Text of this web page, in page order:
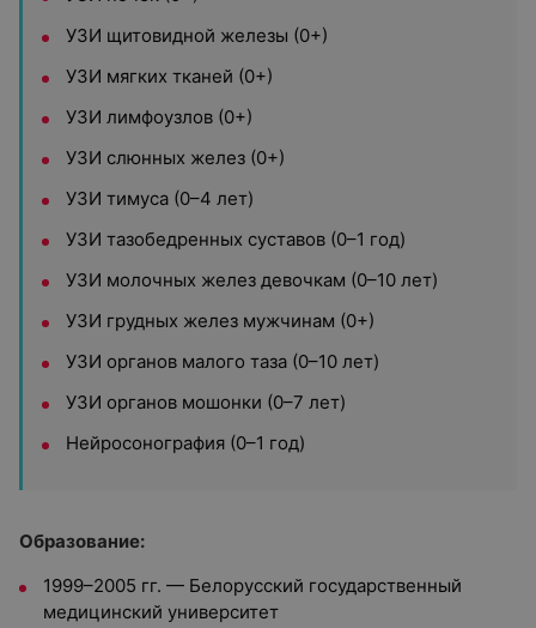
УЗИ щитовидной железы (0+)
УЗИ мягких тканей (0+)
УЗИ лимфоузлов (0+)
УЗИ слюнных желез (0+)
УЗИ тимуса (0–4 лет)
УЗИ тазобедренных суставов (0–1 год)
УЗИ молочных желез девочкам (0–10 лет)
УЗИ грудных желез мужчинам (0+)
УЗИ органов малого таза (0–10 лет)
УЗИ органов мошонки (0–7 лет)
Нейросонография (0–1 год)
Образование:
1999–2005 гг. — Белорусский государственный
медицинский университет